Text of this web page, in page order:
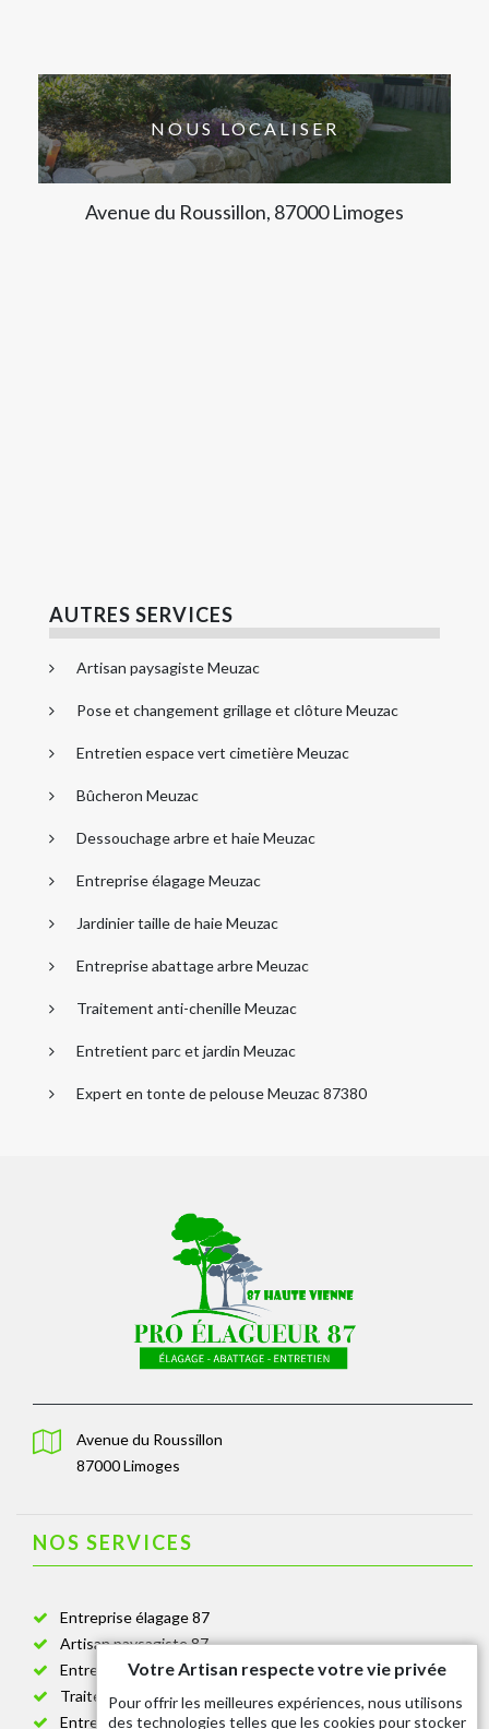
NOUS LOCALISER
Avenue du Roussillon, 87000 Limoges
AUTRES SERVICES
Artisan paysagiste Meuzac
Pose et changement grillage et clôture Meuzac
Entretien espace vert cimetière Meuzac
Bûcheron Meuzac
Dessouchage arbre et haie Meuzac
Entreprise élagage Meuzac
Jardinier taille de haie Meuzac
Entreprise abattage arbre Meuzac
Traitement anti-chenille Meuzac
Entretient parc et jardin Meuzac
Expert en tonte de pelouse Meuzac 87380
Avenue du Roussillon
87000 Limoges
NOS SERVICES
Entreprise élagage 87
Artisan paysagiste 87
Entreprise de jardinage 87
Traitement anti-chenille 87
Entreprise abattage arbre 87
Votre Artisan respecte votre vie privée
Pour offrir les meilleures expériences, nous utilisons
des technologies telles que les cookies pour stocker